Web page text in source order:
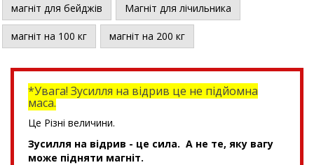
магніт для бейджів Магніт для лічильника
магніт на 100 кг магніт на 200 кг
*Увага! Зусилля на відрив це не підйомна
маса.
Це Різні величини.
Зусилля на відрив - це сила. А не те, яку вагу
може підняти магніт.